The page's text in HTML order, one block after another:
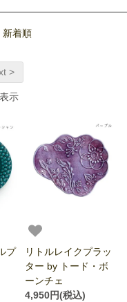
新着順
>
表示
プ
リトルレイクプラッ
ター by トード・ボ
ーンチェ
4,950円(税込)